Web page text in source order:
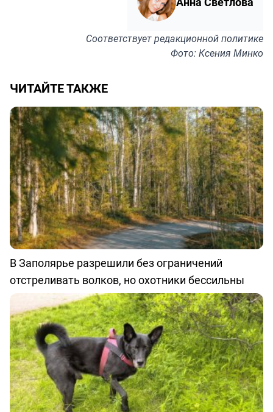
Соответствуетредакционной политике
Фото: Ксения Минко
ЧИТАЙТЕ ТАКЖЕ
В Заполярье разрешили без ограничений
отстреливать волков, но охотники бессильны